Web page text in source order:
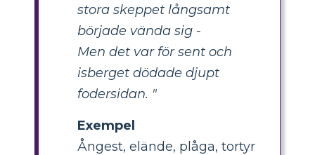
stora skeppet långsamt
började vända sig -
Men det var för sent och
isberget dödade djupt
fodersidan. "
Exempel
Ångest, elände, plåga, tortyr